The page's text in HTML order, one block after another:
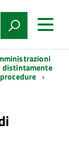
distintamente